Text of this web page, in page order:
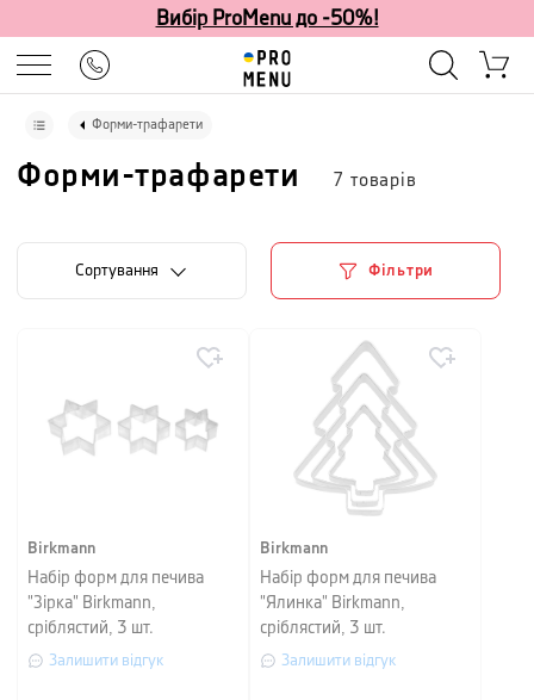
Вибір ProMenu до -50%!
Форми-трафарети
Форми-трафарети 7 товарів
Сортування Фільтри
Birkmann
Набір форм для печива
"Зірка" Birkmann,
сріблястий, 3 шт.
Залишити відгук
Birkmann
Набір форм для печива
"Ялинка" Birkmann,
сріблястий, 3 шт.
Залишити відгук